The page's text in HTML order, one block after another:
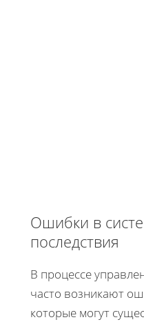
Ошибки в
последствия
В процессе
часто возникают
которые могут